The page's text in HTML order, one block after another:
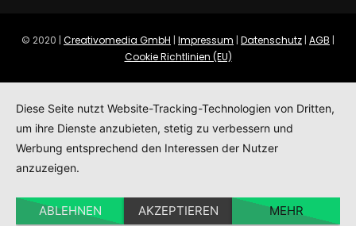
© 2020 | Creativomedia GmbH | Impressum | Datenschutz | AGB |
Cookie Richtlinien (EU)
Diese Seite nutzt Website-Tracking-Technologien von Dritten,
um ihre Dienste anzubieten, stetig zu verbessern und
Werbung entsprechend den Interessen der Nutzer
anzuzeigen.
ABLEHNEN AKZEPTIEREN MEHR